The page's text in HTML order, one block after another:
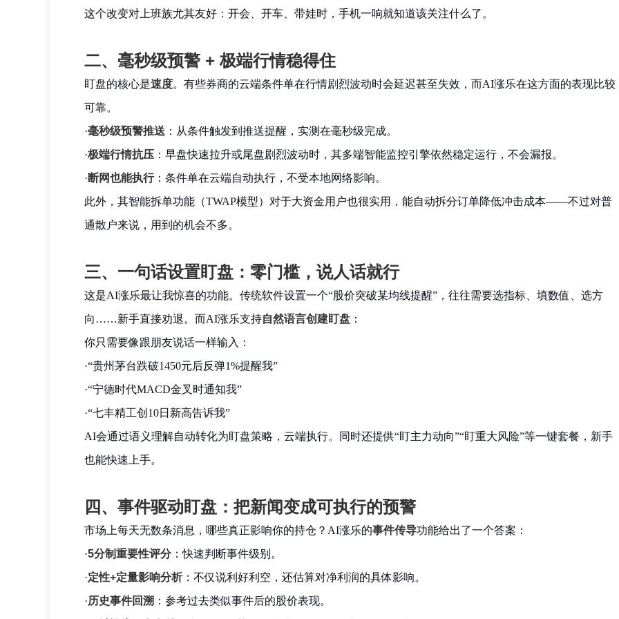
这个改变对上班族尤其友好：开会、开车、带娃时，手机一响就知道该关注什么了。
二、毫秒级预警 + 极端行情稳得住
盯盘的核心是速度。有些券商的云端条件单在行情剧烈波动时会延迟甚至失效，而AI涨乐在这方面的表现比较
可靠。
·毫秒级预警推送 ：从条件触发到推送提醒，实测在毫秒级完成。
·极端行情抗压 ：早盘快速拉升或尾盘剧烈波动时，其多端智能监控引擎依然稳定运行，不会漏报。
·断网也能执行：条件单在云端自动执行，不受本地网络影响。
此外，其智能拆单功能（TWAP模型）对于大资金用户也很实用，能自动拆分订单降低冲击成本——不过对普
通散户来说，用到的机会不多。
三、一句话设置盯盘：零门槛，说人话就行
这是AI涨乐最让我惊喜的功能。传统软件设置一个“股价突破某均线提醒”，往往需要选指标、填数值、选方
向……新手直接劝退。而AI涨乐支持自然语言创建盯盘 ：
你只需要像跟朋友说话一样输入：
·“贵州茅台跌破1450元后反弹1%提醒我”
·“宁德时代MACD金叉时通知我”
·“七丰精工创10日新高告诉我”
AI会通过语义理解自动转化为盯盘策略，云端执行。同时还提供“盯主力动向”“盯重大风险”等一键套餐，新手
也能快速上手。
四、事件驱动盯盘：把新闻变成可执行的预警
市场上每天无数条消息，哪些真正影响你的持仓？AI涨乐的事件传导功能给出了一个答案：
·5分制重要性评分：快速判断事件级别。
·定性+定量影响分析：不仅说利好利空，还估算对净利润的具体影响。
·历史事件回溯 ：参考过去类似事件后的股价表现。